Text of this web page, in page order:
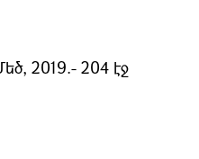
2019.- 204 էջ